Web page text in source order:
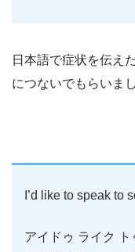
日本語で症状を伝え
につないでもらいま
I’d like to speak to
アイドゥ ライク